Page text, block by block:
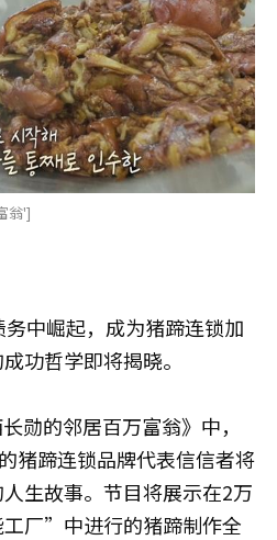
翁']
中崛起，成为猪蹄连锁加
功哲学即将揭晓。
勋的邻居百万富翁》中，
猪蹄连锁品牌代表信信者将
生故事。节目将展示在2万
厂”中进行的猪蹄制作全